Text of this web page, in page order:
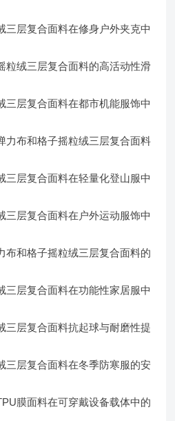
三层复合面料在修身户外夹克中
粒绒三层复合面料的高活动性滑
三层复合面料在都市机能服饰中
力布和格子摇粒绒三层复合面料
三层复合面料在轻量化登山服中
三层复合面料在户外运动服饰中
布和格子摇粒绒三层复合面料的
三层复合面料在功能性家居服中
三层复合面料抗起球与耐磨性提
三层复合面料在冬季防寒服的安
膜面料在可穿戴设备载体中的